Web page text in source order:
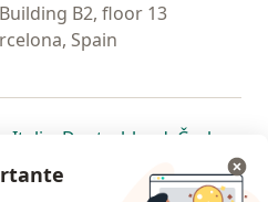
B2, floor 13
Spain
pestaña
en una nueva pestaña
se abre en una nueva pestaña
Italia se abre en una nueva
Deutschlandse abre en
Česko
nueva pestaña
en una nueva pestaña
se abre en una nueva pestaña
Brasil se abre en una nueva
se abre en
se
se abre en una nueva